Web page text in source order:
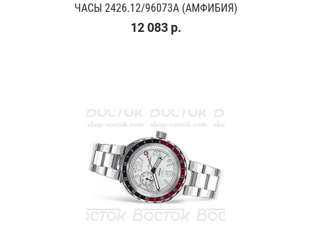
ЧАСЫ 2426.12/96073A (АМФИБИЯ)
12 083 р.